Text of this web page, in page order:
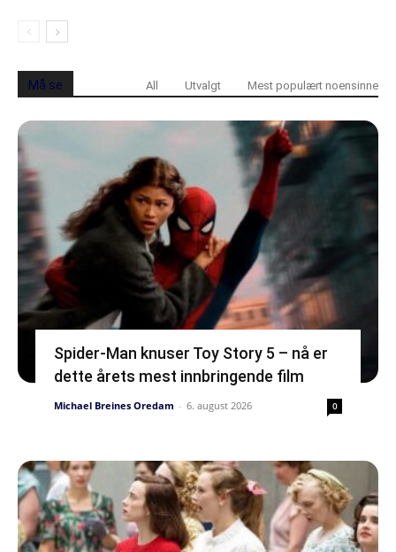
Må se All Utvalgt Mest populært noensinne
Spider-Man knuser Toy Story 5 – nå er
dette årets mest innbringende film
Michael Breines Oredam - 6. august 2026 0